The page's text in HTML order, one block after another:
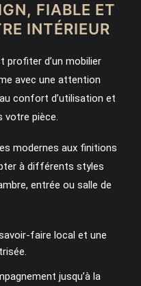
FIABLE ET
INTÉRIEUR
profiter d’un mobilier
avec une attention
confort d’utilisation et
votre pièce.
modernes aux finitions
à différents styles
entrée ou salle de
faire local et une
jusqu’à la